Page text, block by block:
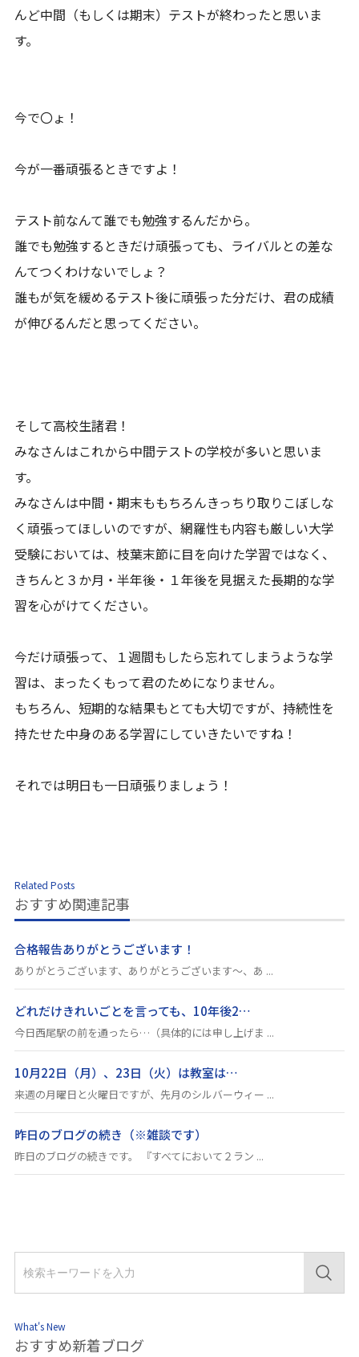
んど中間（もしくは期末）テストが終わったと思いま
す。
今で〇ょ！
今が一番頑張るときですよ！
テスト前なんて誰でも勉強するんだから。
誰でも勉強するときだけ頑張っても、ライバルとの差な
んてつくわけないでしょ？
誰もが気を緩めるテスト後に頑張った分だけ、君の成績
が伸びるんだと思ってください。
そして高校生諸君！
みなさんはこれから中間テストの学校が多いと思いま
す。
みなさんは中間・期末ももちろんきっちり取りこぼしな
く頑張ってほしいのですが、網羅性も内容も厳しい大学
受験においては、枝葉末節に目を向けた学習ではなく、
きちんと３か月・半年後・１年後を見据えた長期的な学
習を心がけてください。
今だけ頑張って、１週間もしたら忘れてしまうような学
習は、まったくもって君のためになりません。
もちろん、短期的な結果もとても大切ですが、持続性を
持たせた中身のある学習にしていきたいですね！
それでは明日も一日頑張りましょう！
Related Posts
おすすめ関連記事
合格報告ありがとうございます！
ありがとうございます、ありがとうございます～、あ ...
どれだけきれいごとを言っても、10年後2…
今日西尾駅の前を通ったら…（具体的には申し上げま ...
10月22日（月）、23日（火）は教室は…
来週の月曜日と火曜日ですが、先月のシルバーウィー ...
昨日のブログの続き（※雑談です）
昨日のブログの続きです。 『すべてにおいて２ラン ...
What's New
おすすめ新着ブログ